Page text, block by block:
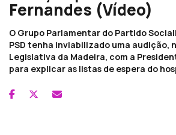
Fernandes (Vídeo)
O Grupo Parlamentar do Partido
PSD tenha inviabilizado uma audição,
Legislativa da Madeira, com a
para explicar as listas de espera do